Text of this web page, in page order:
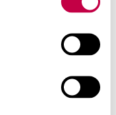
KATSO LISÄÄ